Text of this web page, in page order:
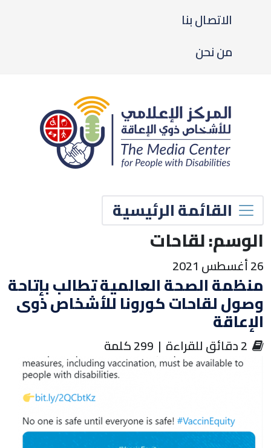
الاتصال بنا
من نحن
القائمة الرئيسية
الوسم:لقاحات
26 أغسطس 2021
منظمة الصحة العالمية تطالب بإتاحة
وصول لقاحات كورونا للأشخاص ذوى
الإعاقة
‏ 2 دقائق للقراءة | 299 كلمة